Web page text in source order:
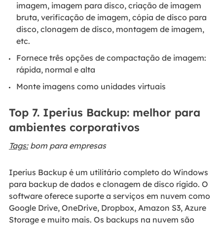
imagem, imagem para disco, criação de imagem
bruta, verificação de imagem, cópia de disco para
disco, clonagem de disco, montagem de imagem,
etc.
Fornece três opções de compactação de imagem:
rápida, normal e alta
Monte imagens como unidades virtuais
Top 7. Iperius Backup: melhor para
ambientes corporativos
Tags:bom para empresas
Iperius Backup é um utilitário completo do Windows
para backup de dados e clonagem de disco rígido. O
software oferece suporte a serviços em nuvem como
Google Drive, OneDrive, Dropbox, Amazon S3, Azure
Storage e muito mais. Os backups na nuvem são